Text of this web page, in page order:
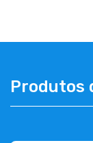
Produtos